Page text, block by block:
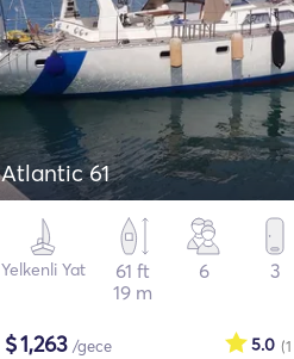
Atlantic 61
Yelkenli Yat
61 ft
19 m
6 3
$1,263 /gece (1
5.0